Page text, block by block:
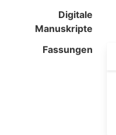
Digitale
Manuskripte
Fassungen